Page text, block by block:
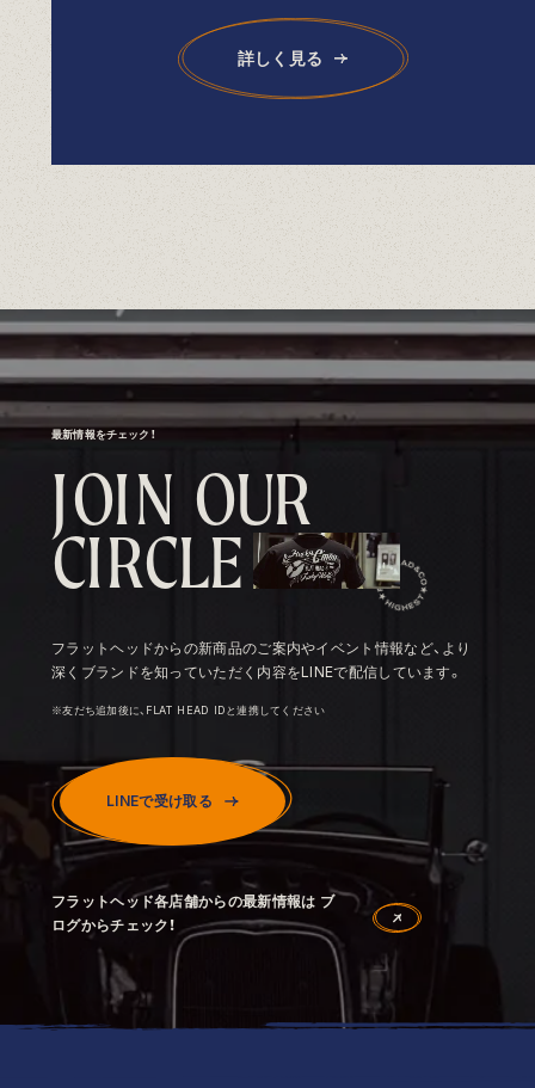
詳しく見る
最新情報をチェック！
JOIN OUR
CIRCLE
フラットヘッドからの新商品のご案内やイベント情報など、より
深くブランドを知っていただく内容をLINEで配信しています。
※友だち追加後に、FLAT HEAD IDと連携してください
LINEで受け取る
フラットヘッド各店舗からの最新情報は ブ
ログからチェック！